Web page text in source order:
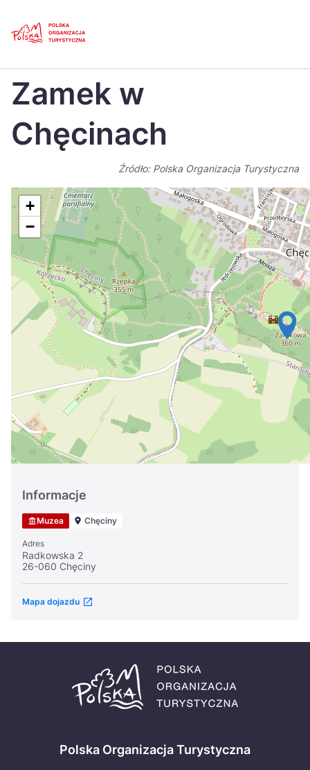
Polski
Dansk
Italiano
Nederlands 日本
Português
Suomi
Україна
Zamknij
Zamek w
Chęcinach
Źródło: Polska Organizacja Turystyczna
+
−
Informacje
Muzea Chęciny
Adres
Radkowska 2
26-060 Chęciny
Mapa dojazdu
Polska Organizacja Turystyczna